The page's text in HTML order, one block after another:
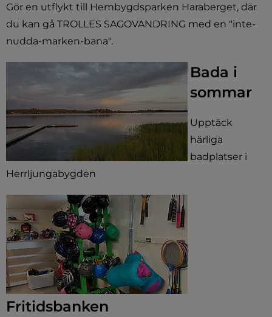
Gör en utflykt till Hembygdsparken Haraberget, där
du kan gå TROLLES SAGOVANDRING med en "inte-
nudda-marken-bana".
Bada i
sommar
Upptäck
härliga
badplatser i
Herrljungabygden
Fritidsbanken